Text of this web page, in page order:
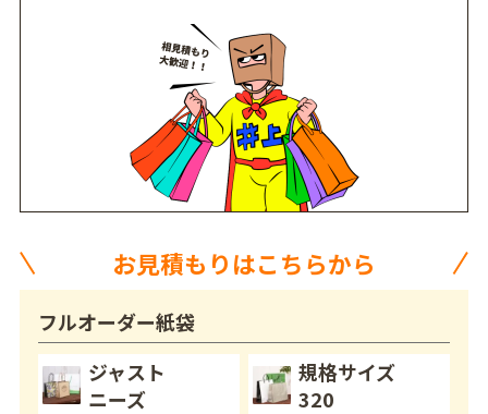
お見積もりはこちらから
フルオーダー紙袋
ジャスト
ニーズ
規格サイズ
320